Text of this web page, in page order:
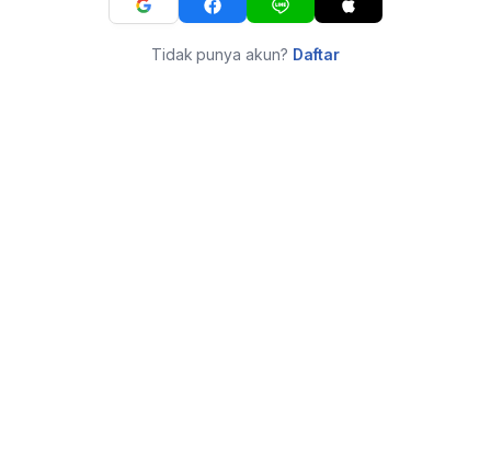
Tidak punya akun? Daftar